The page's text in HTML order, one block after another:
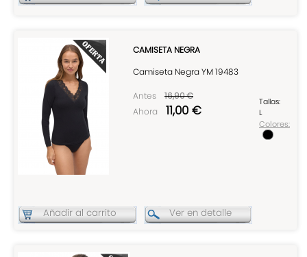
CAMISETA NEGRA
Camiseta Negra YM 19483
Antes
16,90 €
Ahora
11,00 €
Tallas:
L
Colores:
Añadir al carrito Ver en detalle